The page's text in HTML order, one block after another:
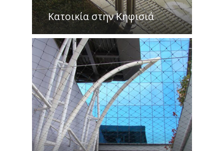
Κατοικία στην Κηφισιά